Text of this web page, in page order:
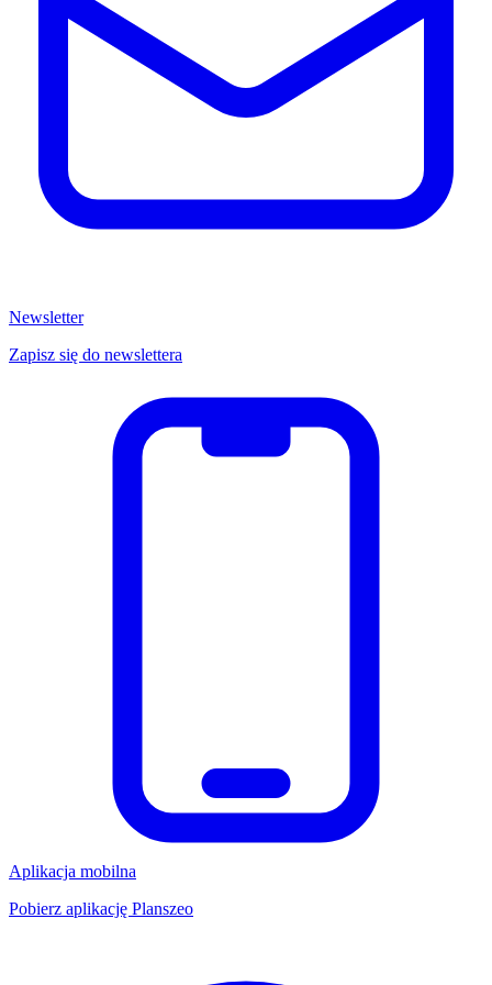
Newsletter
Zapisz się do newslettera
Aplikacja mobilna
Pobierz aplikację Planszeo